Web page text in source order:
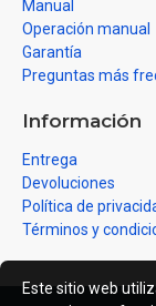
Manual
Operación manual
Garantía
Preguntas más
Información
Entrega
Devoluciones
Política de
Términos y
Este sitio web